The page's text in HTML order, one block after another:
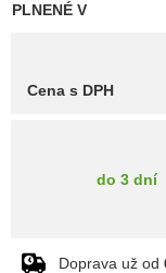
PLNENÉ V
Cena s DPH
do 3 dní
Doprava už od